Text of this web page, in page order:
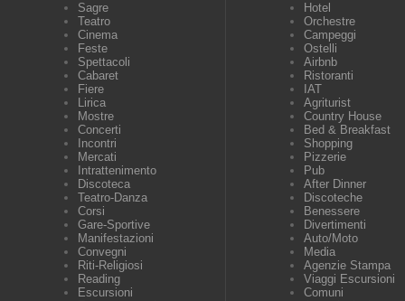
Sagre
Teatro
Cinema
Feste
Spettacoli
Cabaret
Fiere
Lirica
Mostre
Concerti
Incontri
Mercati
Intrattenimento
Discoteca
Teatro-Danza
Corsi
Gare-Sportive
Manifestazioni
Convegni
Riti-Religiosi
Reading
Escursioni
Hotel
Orchestre
Campeggi
Ostelli
Airbnb
Ristoranti
IAT
Agriturist
Country House
Bed & Breakfast
Shopping
Pizzerie
Pub
After Dinner
Discoteche
Benessere
Divertimenti
Auto/Moto
Media
Agenzie Stampa
Viaggi Escursioni
Comuni